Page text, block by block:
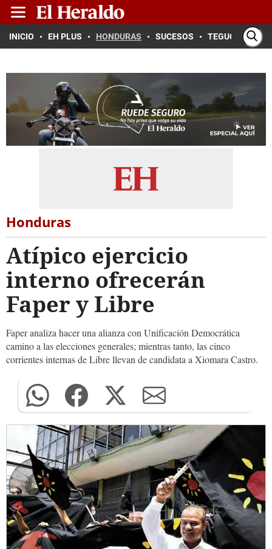
INICIO EH PLUS HONDURAS SUCESOS TEGUCIGALPA
Honduras
Atípico ejercicio
interno ofrecerán
Faper y Libre
Faper analiza hacer una alianza con Unificación Democrática
camino a las elecciones generales; mientras tanto, las cinco
corrientes internas de Libre llevan de candidata a Xiomara Castro.